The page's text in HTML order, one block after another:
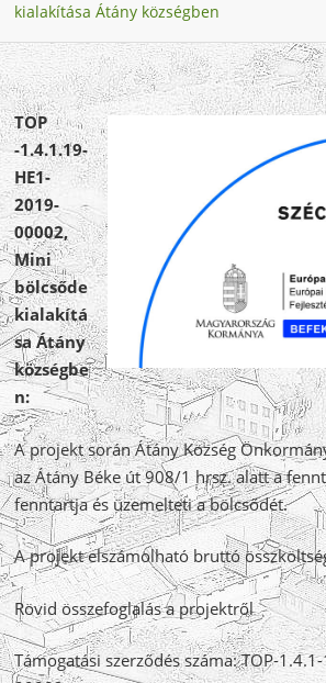
kialakítása Átány községben
TOP
-1.4.1.19-
HE1-
2019-
00002,
Mini
bölcsőde
kialakítá
sa Átány
községbe
n:
A projekt során Átány Község
az Átány Béke út 908/1 hrsz. alatt a
fenntartja és üzemelteti a bölcsődét.
A projekt elszámolható bruttó
Rövid összefoglalás a projektről
Támogatási szerződés száma: TOP-